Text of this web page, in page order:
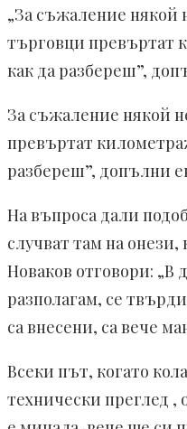
„За съжаление някой
търговци превъртат
как да разбереш”,
За съжаление някой
превъртат
разбереш”, допълни
На въпроса дали
случват там на
Новаков отговори: „В
разполагам, се
са внесени, са вече
Всеки път, когато
технически преглед ,